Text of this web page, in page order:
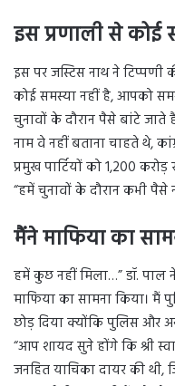
इस प्रणाली से कोई
इस पर जस्टिस नाथ ने टिप्पणी
कोई समस्या नहीं है, आपको
चुनावों के दौरान पैसे बांटे जाते
नाम वे नहीं बताना चाहते थे,
प्रमुख पार्टियों को 1,200
“हमें चुनावों के दौरान कभी पैसे
मैंने माफिया का
हमें कुछ नहीं मिला…” डॉ. पाल
माफिया का सामना किया।
छोड़ दिया क्योंकि पुलिस और
“आप शायद सुने होंगे कि श्री
जनहित याचिका दायर की थी,